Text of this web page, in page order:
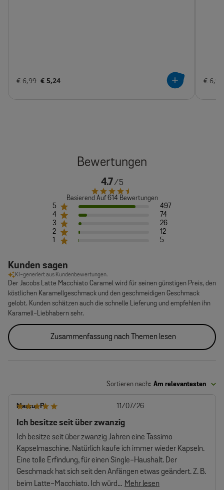
€ 6,99 € 5,24 € 6,99
4.7
Basierend Auf 614 Bewertungen
5
497
4
74
3
26
2
12
1
5
Kunden sagen
KI-generiert aus Kundenbewertungen.
Der Jacobs Latte Macchiato Caramel wird für seinen günstigen Preis, den
köstlichen Karamellgeschmack und den geschmeidigen Geschmack
gelobt. Kunden schätzen auch die schnelle Lieferung und empfehlen ihn
Karamell-Liebhabern sehr.
Zusammenfassung nach Themen lesen
Sortieren nach: Am relevantesten
Marcus P.
Ich besitze seit über zwanzig
Ich besitze seit über zwanzig Jahren eine Tassimo
Kapselmaschine. Natürlich kaufe ich immer wieder Kapseln.
Eine tolle Erfindung, für einen Single-Haushalt. Der
Geschmack hat sich seit den Anfängen etwas geändert. Z. B.
beim Latte-Macchiato. Ich würd... Mehr lesen
Veröffentlichungsdatum
11/07/26